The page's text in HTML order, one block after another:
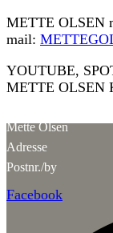
METTE OLSEN
mail:
YOUTUBE,
METTE OLSEN
Mette Olsen
Adresse
Postnr./by
Facebook